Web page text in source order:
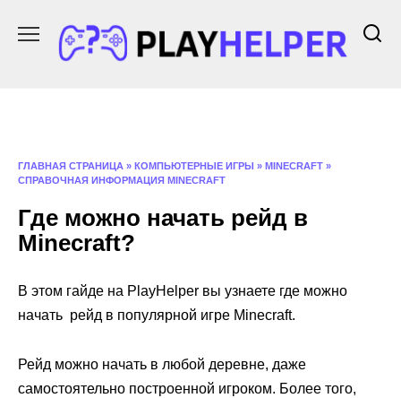
содержанию
ГЛАВНАЯ СТРАНИЦА » КОМПЬЮТЕРНЫЕ ИГРЫ » MINECRAFT »
СПРАВОЧНАЯ ИНФОРМАЦИЯ MINECRAFT
Где можно начать рейд в
Minecraft?
В этом гайде на PlayHelper вы узнаете где можно
начать рейд в популярной игре Minecraft.
Рейд можно начать в любой деревне, даже
самостоятельно построенной игроком. Более того,